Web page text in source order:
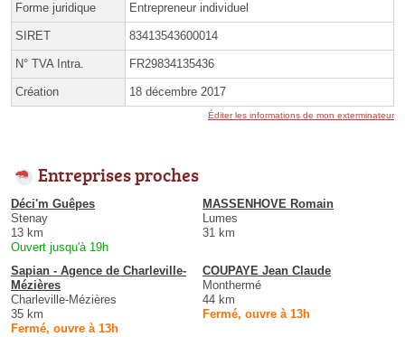
Forme juridique Entrepreneur individuel
SIRET 83413543600014
N° TVA Intra. FR29834135436
Création 18 décembre 2017
Éditer les informations de mon exterminateur
Entreprises proches
Déci'm Guêpes
Stenay
13 km
Ouvert jusqu'à 19h
MASSENHOVE Romain
Lumes
31 km
Sapian - Agence de Charleville-
Mézières
Charleville-Mézières
35 km
Fermé, ouvre à 13h
COUPAYE Jean Claude
Monthermé
44 km
Fermé, ouvre à 13h